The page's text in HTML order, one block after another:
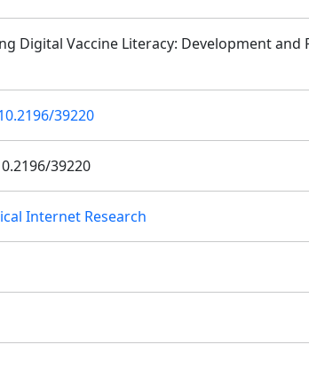
Digital Vaccine Literacy: Development
39220
39220
Internet Research